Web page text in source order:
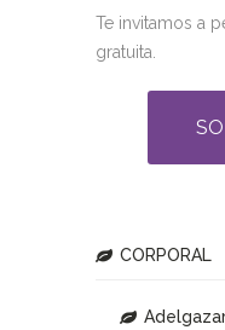
Te invitamos a
gratuita.
CORPORAL